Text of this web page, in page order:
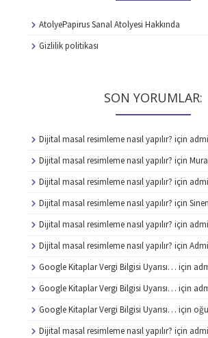
AtolyePapirus Sanal Atolyesi Hakkında
Gizlilik politikası
SON YORUMLAR:
Dijital masal resimleme nasıl yapılır? için
Dijital masal resimleme nasıl yapılır? için
Dijital masal resimleme nasıl yapılır? için
Dijital masal resimleme nasıl yapılır? için
Dijital masal resimleme nasıl yapılır? için
Dijital masal resimleme nasıl yapılır? için
Google Kitaplar Vergi Bilgisi Uyarısı… için
Google Kitaplar Vergi Bilgisi Uyarısı… için
Google Kitaplar Vergi Bilgisi Uyarısı… için
Dijital masal resimleme nasıl yapılır? için